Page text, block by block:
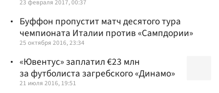
23 февраля 2017, 00:37
Буффон пропустит матч десятого тура
чемпионата Италии против «Сампдории»
25 октября 2016, 23:34
«Ювентус» заплатил €23 млн
за футболиста загребского «Динамо»
21 июля 2016, 19:51